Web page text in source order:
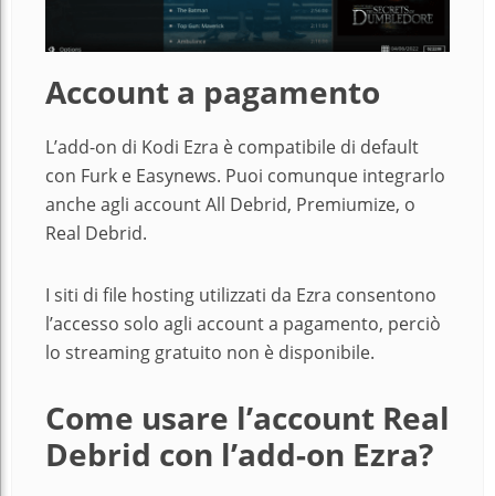
Account a pagamento
L’add-on di Kodi Ezra è compatibile di default
con Furk e Easynews. Puoi comunque integrarlo
anche agli account All Debrid, Premiumize, o
Real Debrid.
I siti di file hosting utilizzati da Ezra consentono
l’accesso solo agli account a pagamento, perciò
lo streaming gratuito non è disponibile.
Come usare l’account Real
Debrid con l’add-on Ezra?